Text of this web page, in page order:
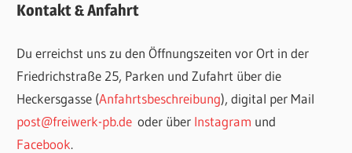
Kontakt & Anfahrt
Du erreichst uns zu den Öffnungszeiten vor Ort in der
Friedrichstraße 25, Parken und Zufahrt über die
Heckersgasse (Anfahrtsbeschreibung), digital per Mail
post@freiwerk-pb.de oder über Instagram und
Facebook.